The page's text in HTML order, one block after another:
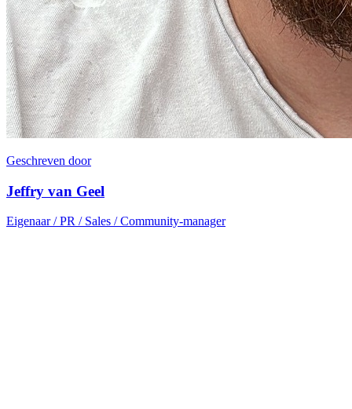
Geschreven door
Jeffry van Geel
Eigenaar / PR / Sales / Community-manager